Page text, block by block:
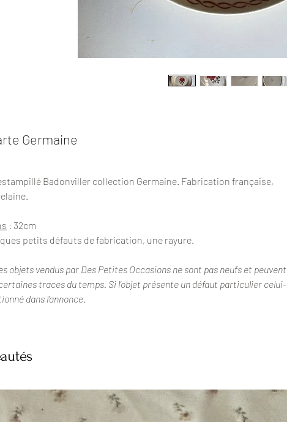
Germaine
Badonviller collection Germaine. Fabrication française,
: 32cm
petits défauts de fabrication, une rayure.
objets vendus par Des Petites Occasions ne sont pas neufs et peuvent
traces du temps. Si l'objet présente un défaut particulier celui-
dans l’annonce.